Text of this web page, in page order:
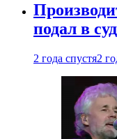
подал в
2 года спустя2